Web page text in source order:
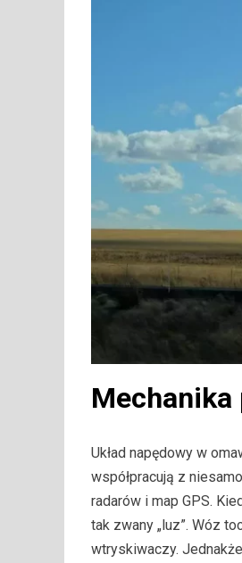
Mechanika
Układ napędowy w
współpracują z
radarów i map GPS.
tak zwany „luz”. Wóz
wtryskiwaczy.